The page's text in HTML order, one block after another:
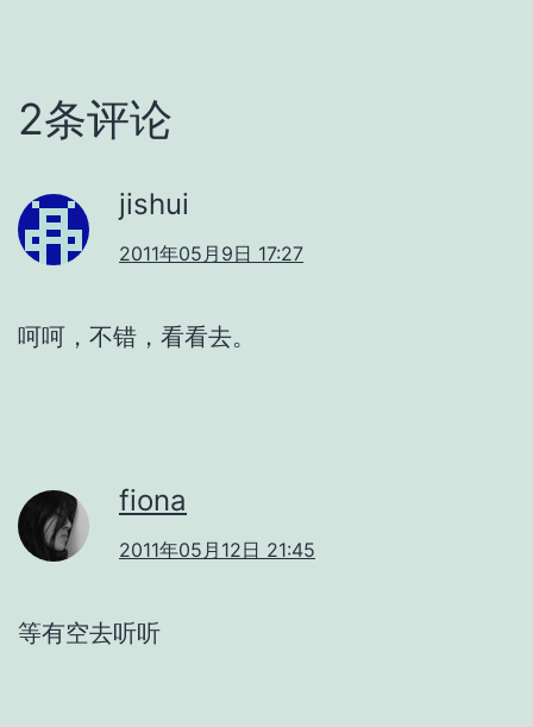
2条评论
jishui
2011年05月9日 17:27
呵呵，不错，看看去。
fiona
2011年05月12日 21:45
等有空去听听